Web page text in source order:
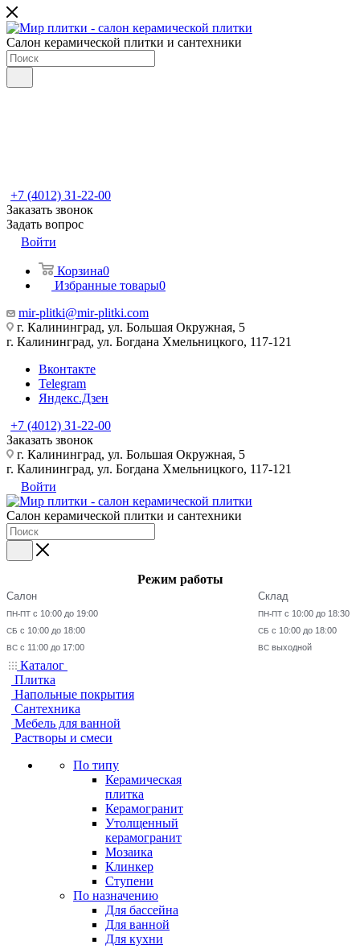
Салон керамической плитки и сантехники
+7 (4012) 31-22-00
Заказать звонок
Задать вопрос
Войти
Корзина0
Избранные товары0
mir-plitki@mir-plitki.com
г. Калининград, ул. Большая Окружная, 5
г. Калининград, ул. Богдана Хмельницкого, 117-121
Вконтакте
Telegram
Яндекс.Дзен
+7 (4012) 31-22-00
Заказать звонок
г. Калининград, ул. Большая Окружная, 5
г. Калининград, ул. Богдана Хмельницкого, 117-121
Войти
Салон керамической плитки и сантехники
Режим работы
Салон
ПН-ПТ с 10:00 до 19:00
СБ с 10:00 до 18:00
ВС с 11:00 до 17:00
Склад
ПН-ПТ с 10:00 до 18:30
СБ с 10:00 до 18:00
ВС выходной
Каталог
Плитка
Напольные покрытия
Сантехника
Мебель для ванной
Растворы и смеси
По типу
Керамическая
плитка
Керамогранит
Утолщенный
керамогранит
Мозаика
Клинкер
Ступени
По назначению
Для бассейна
Для ванной
Для кухни